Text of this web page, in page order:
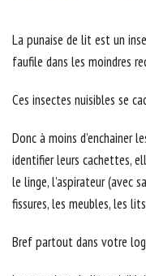
La punaise de lit est un
faufile dans les moindres
Ces insectes nuisibles se
Donc à moins d’enchainer
identifier leurs cachettes,
le linge, l’aspirateur (avec
fissures, les meubles, les
Bref partout dans votre